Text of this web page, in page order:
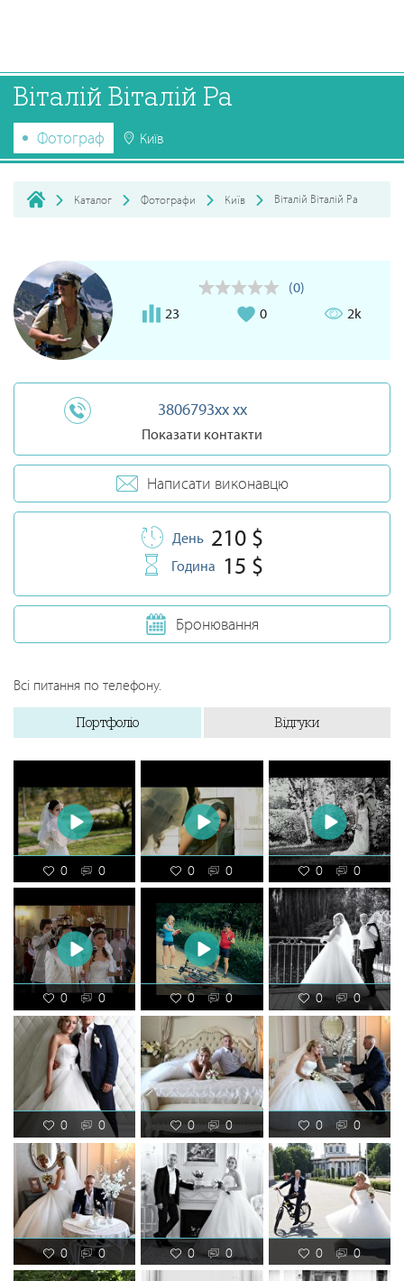
Віталій Віталій Ра
Фотограф Київ
Каталог Фотографи Київ Віталій Віталій Ра
(0)
23
0 2k
3806793xx xx
Показати контакти
Написати виконавцю
День 210 $
Година 15 $
Бронювання
Всі питання по телефону.
Портфоліо Відгуки
0 0 0 0 0 0
0 0 0 0 0 0
0 0 0 0 0 0
0 0 0 0 0 0